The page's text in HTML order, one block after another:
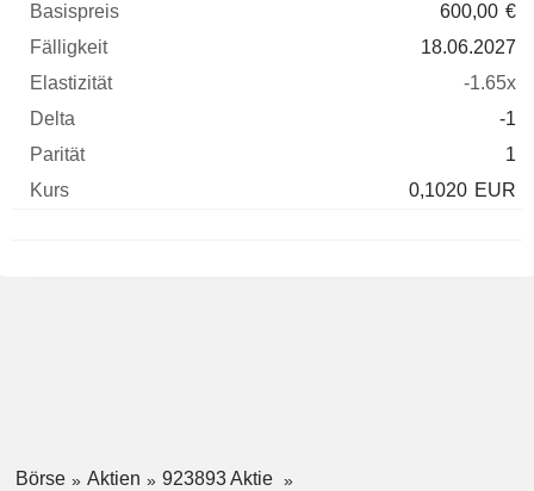
600,00 €
18.06.2027
-1.65x
-1
1
0,1020 EUR
Börse Aktien
923893 Aktie